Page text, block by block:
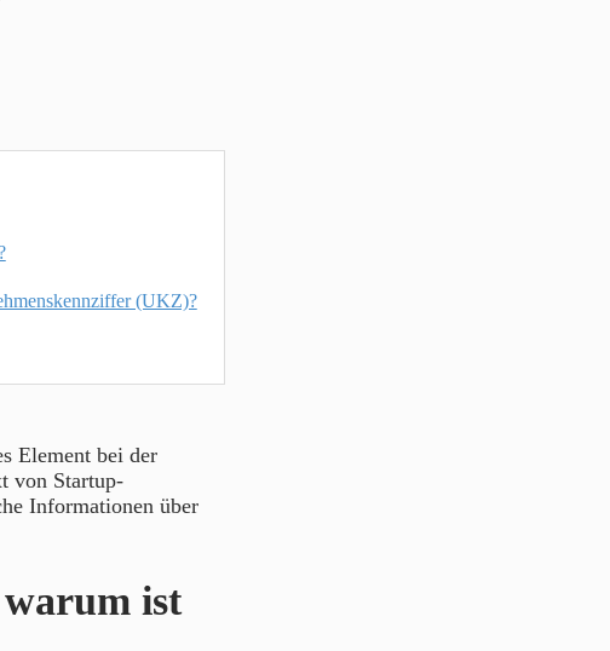
(UKZ)?
Element bei der
von Startup-
Informationen über
ist